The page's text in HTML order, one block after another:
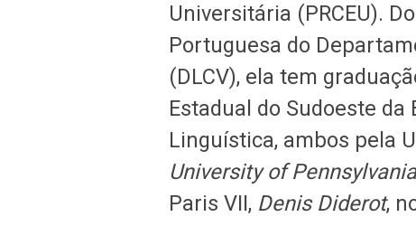
Universitária (PRCEU).
Portuguesa do
(DLCV), ela tem
Estadual do Sudoeste
Linguística, ambos pela
University of Pennsylvania
Paris VII, Denis Diderot,